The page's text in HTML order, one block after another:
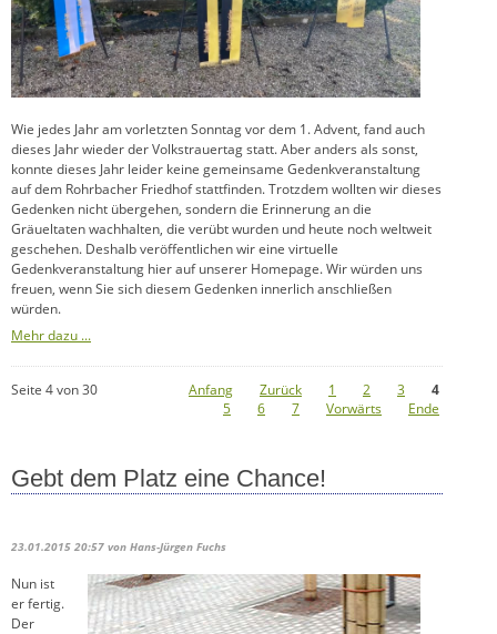
Wie jedes Jahr am vorletzten Sonntag vor dem 1. Advent, fand auch
dieses Jahr wieder der Volkstrauertag statt. Aber anders als sonst,
konnte dieses Jahr leider keine gemeinsame Gedenkveranstaltung
auf dem Rohrbacher Friedhof stattfinden. Trotzdem wollten wir dieses
Gedenken nicht übergehen, sondern die Erinnerung an die
Gräueltaten wachhalten, die verübt wurden und heute noch weltweit
geschehen. Deshalb veröffentlichen wir eine virtuelle
Gedenkveranstaltung hier auf unserer Homepage. Wir würden uns
freuen, wenn Sie sich diesem Gedenken innerlich anschließen
würden.
Mehr dazu ...
Seite 4 von 30 Anfang Zurück 1 2 3
4
5
6 7 Vorwärts Ende
Gebt dem Platz eine Chance!
23.01.2015 20:57 von Hans-Jürgen Fuchs
Nun ist
er fertig.
Der